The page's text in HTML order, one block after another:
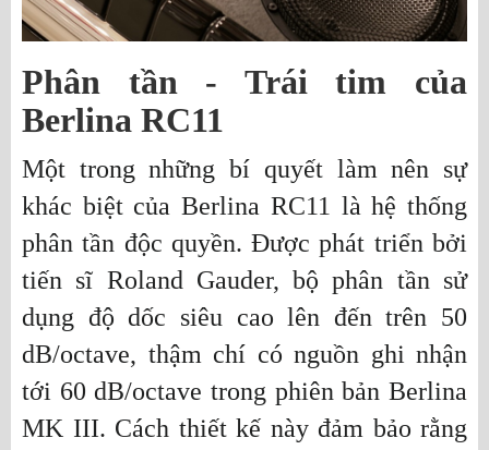
Phân tần - Trái tim của
Berlina RC11
Một trong những bí quyết làm nên sự
khác biệt của Berlina RC11 là hệ thống
phân tần độc quyền. Được phát triển bởi
tiến sĩ Roland Gauder, bộ phân tần sử
dụng độ dốc siêu cao lên đến trên 50
dB/octave, thậm chí có nguồn ghi nhận
tới 60 dB/octave trong phiên bản Berlina
MK III. Cách thiết kế này đảm bảo rằng